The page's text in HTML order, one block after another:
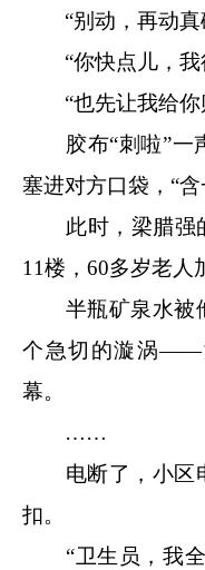
“别动，再动真
“你快点儿，我
“也先让我给你
胶布“刺啦”一
塞进对方口袋，“
此时，梁腊强的
11楼，60多岁老人
半瓶矿泉水被他
个急切的漩涡——
幕。
……
电断了，小区电
扣。
“卫生员，我全